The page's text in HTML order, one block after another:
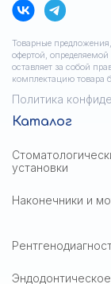
Товарные
офертой,
оставляет за собой
комплектацию товара
Политика
Каталог
установки
Наконечники и
Эндодонтическое